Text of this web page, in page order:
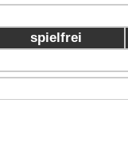
spielfrei